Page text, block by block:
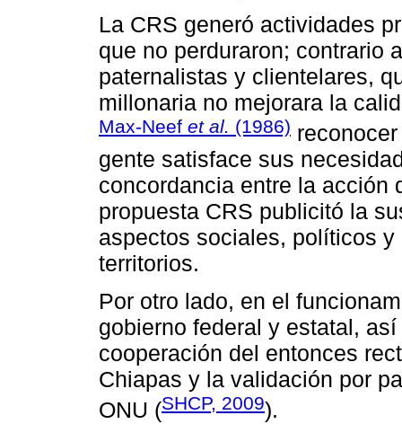
La CRS generó actividades
que no perduraron; contrario
paternalistas y clientelares,
millonaria no mejorara la
Max-Neef et al. (1986)
gente satisface sus
concordancia entre la acción
propuesta CRS publicitó la
aspectos sociales, políticos
territorios.
Por otro lado, en el
gobierno federal y estatal,
cooperación del entonces
Chiapas y la validación por
ONU (SHCP, 2009).